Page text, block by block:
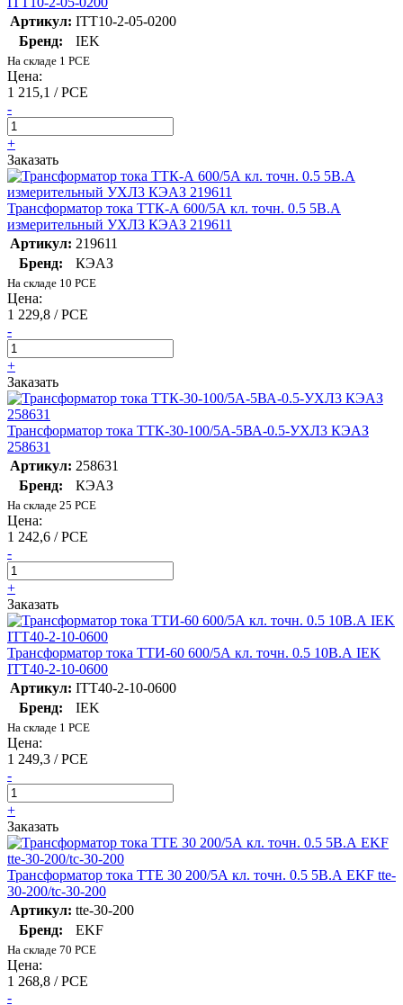
Артикул: ITT10-2-05-0200
Бренд:
IEK
На складе 1 PCE
Цена:
1 215,1 / PCE
-
+
Заказать
Трансформатор тока ТТК-А 600/5А кл. точн. 0.5 5В.А
измерительный УХЛ3 КЭАЗ 219611
Артикул: 219611
Бренд:
КЭАЗ
На складе 10 PCE
Цена:
1 229,8 / PCE
-
+
Заказать
Трансформатор тока ТТК-30-100/5А-5ВА-0.5-УХЛ3 КЭАЗ
258631
Артикул: 258631
Бренд:
КЭАЗ
На складе 25 PCE
Цена:
1 242,6 / PCE
-
+
Заказать
Трансформатор тока ТТИ-60 600/5А кл. точн. 0.5 10В.А IEK
ITT40-2-10-0600
Артикул: ITT40-2-10-0600
Бренд:
IEK
На складе 1 PCE
Цена:
1 249,3 / PCE
-
+
Заказать
Трансформатор тока ТТЕ 30 200/5А кл. точн. 0.5 5В.А EKF tte-
30-200/tc-30-200
Артикул: tte-30-200
Бренд:
EKF
На складе 70 PCE
Цена:
1 268,8 / PCE
-